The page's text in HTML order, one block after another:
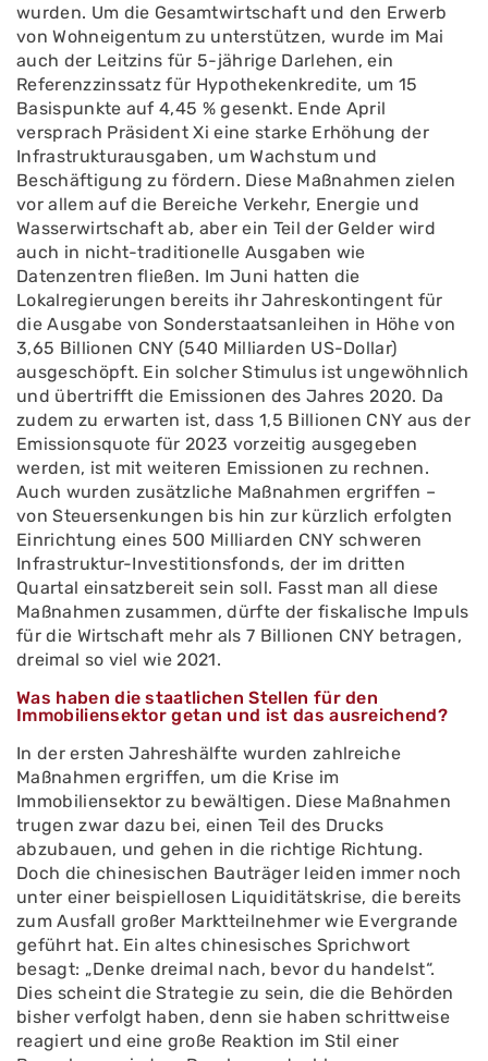
wurden. Um die Gesamtwirtschaft und den Erwerb
von Wohneigentum zu unterstützen, wurde im Mai
auch der Leitzins für 5-jährige Darlehen, ein
Referenzzinssatz für Hypothekenkredite, um 15
Basispunkte auf 4,45 % gesenkt. Ende April
versprach Präsident Xi eine starke Erhöhung der
Infrastrukturausgaben, um Wachstum und
Beschäftigung zu fördern. Diese Maßnahmen zielen
vor allem auf die Bereiche Verkehr, Energie und
Wasserwirtschaft ab, aber ein Teil der Gelder wird
auch in nicht-traditionelle Ausgaben wie
Datenzentren fließen. Im Juni hatten die
Lokalregierungen bereits ihr Jahreskontingent für
die Ausgabe von Sonderstaatsanleihen in Höhe von
3,65 Billionen CNY (540 Milliarden US-Dollar)
ausgeschöpft. Ein solcher Stimulus ist ungewöhnlich
und übertrifft die Emissionen des Jahres 2020. Da
zudem zu erwarten ist, dass 1,5 Billionen CNY aus der
Emissionsquote für 2023 vorzeitig ausgegeben
werden, ist mit weiteren Emissionen zu rechnen.
Auch wurden zusätzliche Maßnahmen ergriffen –
von Steuersenkungen bis hin zur kürzlich erfolgten
Einrichtung eines 500 Milliarden CNY schweren
Infrastruktur-Investitionsfonds, der im dritten
Quartal einsatzbereit sein soll. Fasst man all diese
Maßnahmen zusammen, dürfte der fiskalische Impuls
für die Wirtschaft mehr als 7 Billionen CNY betragen,
dreimal so viel wie 2021.
Was haben die staatlichen Stellen für den
Immobiliensektor getan und ist das ausreichend?
In der ersten Jahreshälfte wurden zahlreiche
Maßnahmen ergriffen, um die Krise im
Immobiliensektor zu bewältigen. Diese Maßnahmen
trugen zwar dazu bei, einen Teil des Drucks
abzubauen, und gehen in die richtige Richtung.
Doch die chinesischen Bauträger leiden immer noch
unter einer beispiellosen Liquiditätskrise, die bereits
zum Ausfall großer Marktteilnehmer wie Evergrande
geführt hat. Ein altes chinesisches Sprichwort
besagt: „Denke dreimal nach, bevor du handelst“.
Dies scheint die Strategie zu sein, die die Behörden
bisher verfolgt haben, denn sie haben schrittweise
reagiert und eine große Reaktion im Stil einer